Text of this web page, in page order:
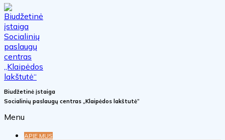
Biudžetinė įstaiga
Socialinių paslaugų centras „Klaipėdos lakštutė“
Menu
APIE MUS